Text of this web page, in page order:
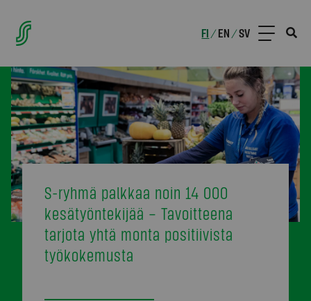
FI /EN /SV
S-ryhmä palkkaa noin 14 000
kesätyöntekijää – Tavoitteena
tarjota yhtä monta positiivista
työkokemusta